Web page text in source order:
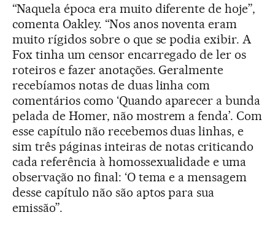
“Naquela época era muito diferente de hoje”,
comenta Oakley. “Nos anos noventa eram
muito rígidos sobre o que se podia exibir. A
Fox tinha um censor encarregado de ler os
roteiros e fazer anotações. Geralmente
recebíamos notas de duas linha com
comentários como ‘Quando aparecer a bunda
pelada de Homer, não mostrem a fenda’. Com
esse capítulo não recebemos duas linhas, e
sim três páginas inteiras de notas criticando
cada referência à homossexualidade e uma
observação no final: ‘O tema e a mensagem
desse capítulo não são aptos para sua
emissão”.